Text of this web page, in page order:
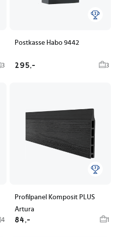
3
Postkasse Habo 9442
295,- 3
4
Profilpanel Komposit PLUS
Artura
84,- 1